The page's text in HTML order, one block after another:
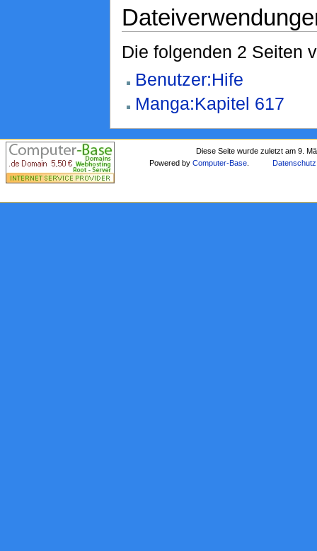
Die folgenden 2 Seiten
Benutzer:Hife
Manga:Kapitel 617
Diese Seite wurde zuletzt am 9.
Powered byComputer-Base Datenschutz